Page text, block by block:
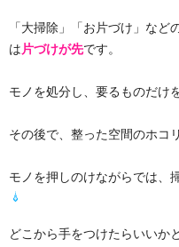
「大掃除」「お片づけ」な
は片づけが先です。
モノを処分し、要るものだけ
その後で、整った空間のホコ
モノを押しのけながらでは、
どこから手をつけたらいいか